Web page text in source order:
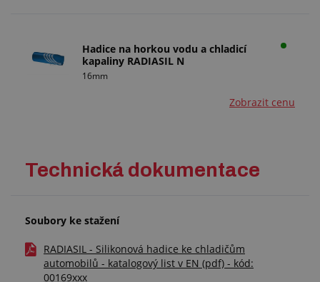
Hadice na horkou vodu a chladicí
kapaliny RADIASIL N
16mm
Zobrazit cenu
Technická dokumentace
Soubory ke stažení
RADIASIL - Silikonová hadice ke chladičům
automobilů - katalogový list v EN (pdf) - kód:
00169xxx